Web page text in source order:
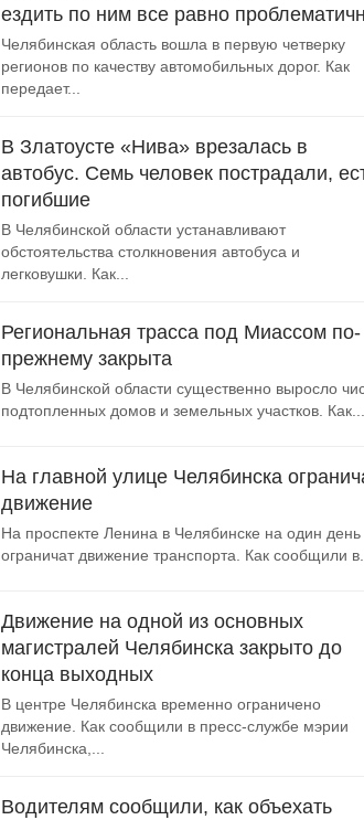
ездить по ним все равно
Челябинская область вошла в первую четверку
регионов по качеству автомобильных дорог. Как
передает...
В Златоусте «Нива» врезалась в
автобус. Семь человек пострадали,
погибшие
В Челябинской области устанавливают
обстоятельства столкновения автобуса и
легковушки. Как...
Региональная трасса под Миассом по-
прежнему закрыта
В Челябинской области существенно выросло
подтопленных домов и земельных участков. Как...
На главной улице Челябинска
движение
На проспекте Ленина в Челябинске на один день
ограничат движение транспорта. Как сообщили в...
Движение на одной из основных
магистралей Челябинска закрыто до
конца выходных
В центре Челябинска временно ограничено
движение. Как сообщили в пресс-службе мэрии
Челябинска,...
Водителям сообщили, как объехать